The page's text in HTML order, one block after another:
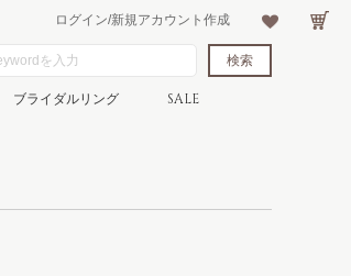
ブライダルリング SALE
ログイン/新規アカウント作成